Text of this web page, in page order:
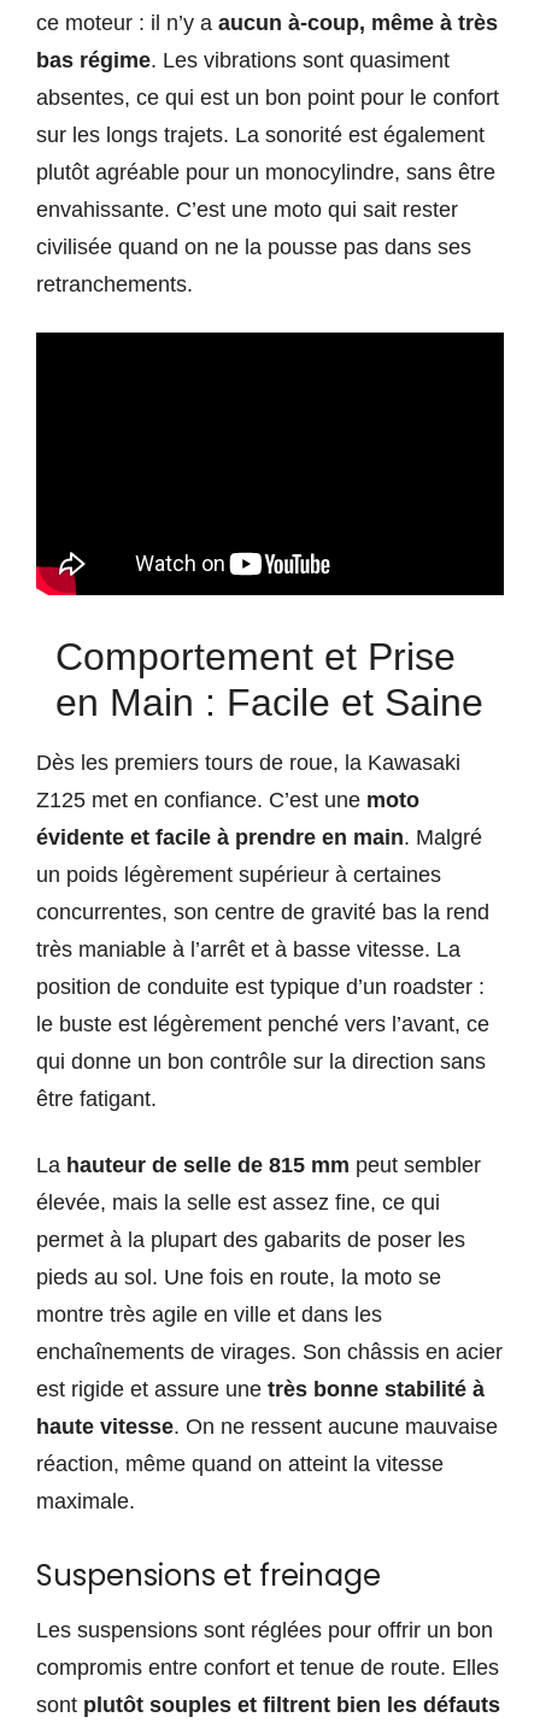
ce moteur : il n’y a aucun à-coup, même à très
bas régime. Les vibrations sont quasiment
absentes, ce qui est un bon point pour le confort
sur les longs trajets. La sonorité est également
plutôt agréable pour un monocylindre, sans être
envahissante. C’est une moto qui sait rester
civilisée quand on ne la pousse pas dans ses
retranchements.
Comportement et Prise
en Main : Facile et Saine
Dès les premiers tours de roue, la Kawasaki
Z125 met en confiance. C’est une moto
évidente et facile à prendre en main. Malgré
un poids légèrement supérieur à certaines
concurrentes, son centre de gravité bas la rend
très maniable à l’arrêt et à basse vitesse. La
position de conduite est typique d’un roadster :
le buste est légèrement penché vers l’avant, ce
qui donne un bon contrôle sur la direction sans
être fatigant.
La hauteur de selle de 815 mm peut sembler
élevée, mais la selle est assez fine, ce qui
permet à la plupart des gabarits de poser les
pieds au sol. Une fois en route, la moto se
montre très agile en ville et dans les
enchaînements de virages. Son châssis en acier
est rigide et assure une très bonne stabilité à
haute vitesse. On ne ressent aucune mauvaise
réaction, même quand on atteint la vitesse
maximale.
Suspensions et freinage
Les suspensions sont réglées pour offrir un bon
compromis entre confort et tenue de route. Elles
sont plutôt souples et filtrent bien les défauts